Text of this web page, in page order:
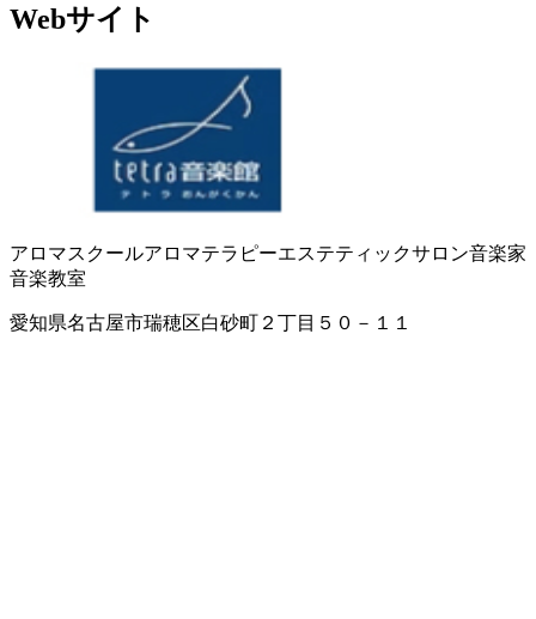
Webサイト
アロマスクールアロマテラピーエステティックサロン音楽家
音楽教室
愛知県名古屋市瑞穂区白砂町２丁目５０－１１